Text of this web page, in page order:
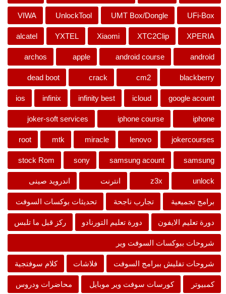
UFi-Box
UMT Box/Dongle
UnlockTool
VIWA
XPERIA
XTC2Clip
Xiaomi
YXTEL
alcatel
android
android course
apple
archos
blackberry
cm2
crack
dead boot
google acount
icloud
infinity best
infinix
ios
iphone
iphone course
joker-soft services
jokercourses
lenovo
miracle
mtk
root
samsung
samsung acount
sony
stock Rom
unlock
z3x انترنت اندرويد صينى
برامج تجميعية تجارب ناجحة تحديثات بوكسات السوفت
دورة تعليم الايفون دورة تعليم التورنادو ركز قبل ما تلبس
شروحات ببوكسات السوفت وير
شروحات تفليش ببرامج السوفت فلاشات كلام سوفتجية
كمبيوتر كورسات سوفت وير موبايل محاضرات ودروس